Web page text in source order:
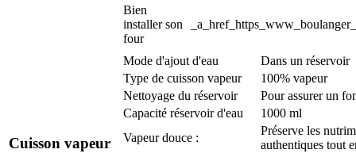
Bien
installer son
four
Cuisson vapeur
Mode d'ajout d'eau
Dans un réservoir
Type de cuisson vapeur
100% vapeur
Nettoyage du réservoir
Pour assurer un
Capacité réservoir d'eau
1000 ml
Vapeur douce :
Préserve les
authentiques tout